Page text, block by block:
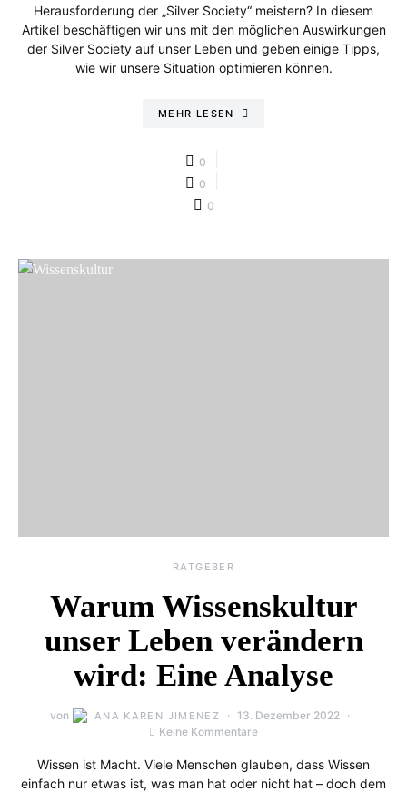
Herausforderung der „Silver Society“ meistern? In diesem
Artikel beschäftigen wir uns mit den möglichen Auswirkungen
der Silver Society auf unser Leben und geben einige Tipps,
wie wir unsere Situation optimieren können.
MEHR LESEN
0
0
0
RATGEBER
Warum Wissenskultur
unser Leben verändern
wird: Eine Analyse
von ANA KAREN JIMENEZ
13. Dezember 2022
Keine Kommentare
Wissen ist Macht. Viele Menschen glauben, dass Wissen
einfach nur etwas ist, was man hat oder nicht hat – doch dem